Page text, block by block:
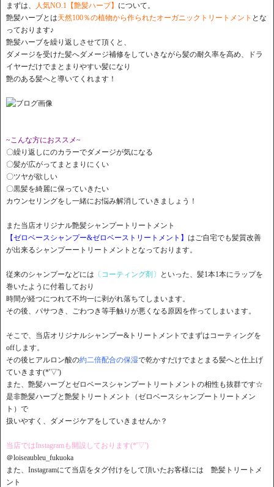
まずは、 人気NO.1【艶髪ハーブ】 について。
艶髪ハーブとは天然100％の植物から作られたオーガニックトリートメント とな
っております♪
艶髪ハーブを繰り返しさせて頂くと、
ダメージを受けた髪へダメージ補修をしていきながら髪の耐久率を高め、ドラ
イヤーだけでまとまりやすい髪になり
艶のある髪へと導いてくれます！
~こんな方におススメ~
〇繰り返しにのカラーでダメージが気になる
〇髪が広がってまとまりにくい
〇ツヤが欲しい
〇黒髪を綺麗に保っていきたい
カウンセリングをし一緒にお悩み解消していきましょう！
また当店オリジナル艶髪シャンプートリートメント
【ゼロベースシャンプー&ゼロベーストリートメント】 はご自宅でも髪質改善
が出来るシャンプーートリートメントとなっております。
従来のシャンプーなどには 〔コーティング剤〕
といった、髪1本1本にラップを
巻いたように付着しており
時間が経つにつれて不均一に剥がれ落ちてしまいます。
その後、パサつき、ごわつき等手触りが悪くなる原因を作ってしまいます。
そこで、当店オリジナルシャンプー&トリートメントでまずはコーティングを
offします。
その後ヒアルロン酸の約二倍配合の保湿で乾かすだけでまとまる髪へと仕上げ
ていきます(*'▽')
また、艶髪ハーブとゼロベースシャンプートリートメントの相性も抜群です☆
是非艶髪ハーブと艶髪トリートメント（ゼロベースシャンプートリートメン
ト）で
扱いやすく、ダメージケアをしていきませんか？
当店ではInstagramも開設しております(*'▽')
＠loiseaubleu_fukuoka
また、Instagramにて当店をタグ付けをして頂いたお客様には 艶髪トリートメ
ント